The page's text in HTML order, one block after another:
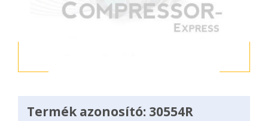
Termék azonosító: 30554R